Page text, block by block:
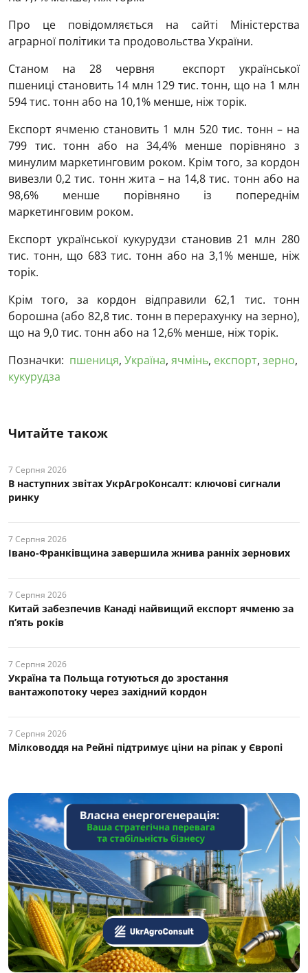
Про це повідомляється на сайті Міністерства
аграрної політики та продовольства України.
Станом на 28 червня експорт української
пшениці становить 14 млн 129 тис. тонн, що на 1 млн
594 тис. тонн або на 10,1% менше, ніж торік.
Експорт ячменю становить 1 млн 520 тис. тонн – на
799 тис. тонн або на 34,4% менше порівняно з
минулим маркетинговим роком. Крім того, за кордон
вивезли 0,2 тис. тонн жита – на 14,8 тис. тонн або на
98,6% менше порівняно із попереднім
маркетинговим роком.
Експорт української кукурудзи становив 21 млн 280
тис. тонн, що 683 тис. тонн або на 3,1% менше, ніж
торік.
Крім того, за кордон відправили 62,1 тис. тонн
борошна (або 82,8 тис. тонн в перерахунку на зерно),
що на 9,0 тис. тонн або на 12,6% менше, ніж торік.
Позначки: пшениця, Україна, ячмінь, експорт, зерно,
кукурудза
Читайте також
7 Серпня 2026
В наступних звітах УкрАгроКонсалт: ключові cигнали
ринку
7 Серпня 2026
Івано-Франківщина завершила жнива ранніх зернових
7 Серпня 2026
Китай забезпечив Канаді найвищий експорт ячменю за
п’ять років
7 Серпня 2026
Україна та Польща готуються до зростання
вантажопотоку через західний кордон
7 Серпня 2026
Мілководдя на Рейні підтримує ціни на ріпак у Європі